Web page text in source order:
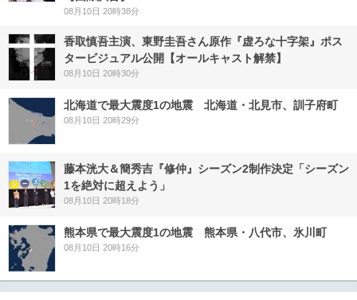
08月10日 20時38分
香取慎吾主演、東野圭吾さん原作『虚ろな十字架』ポス
タービジュアル公開【オールキャスト解禁】
08月10日 20時30分
北海道で最大震度1の地震 北海道・北見市、訓子府町
08月10日 20時29分
藤本洸大＆簡秀吉『修仲』シーズン2制作決定「シーズン
1を絶対に超えよう」
08月10日 20時18分
熊本県で最大震度1の地震 熊本県・八代市、氷川町
08月10日 20時16分